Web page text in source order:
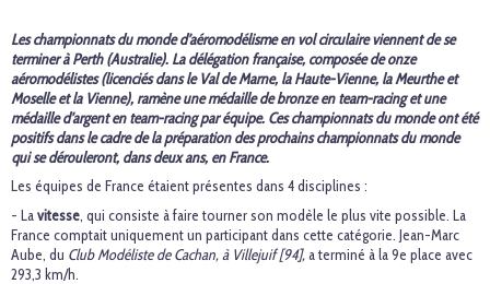
Les championnats du monde d’aéromodélisme en vol circulaire viennent de se
terminer à Perth (Australie). La délégation française, composée de onze
aéromodélistes (licenciés dans le Val de Marne, la Haute-Vienne, la Meurthe et
Moselle et la Vienne), ramène une médaille de bronze en team-racing et une
médaille d’argent en team-racing par équipe. Ces championnats du monde ont été
positifs dans le cadre de la préparation des prochains championnats du monde
qui se dérouleront, dans deux ans, en France.
Les équipes de France étaient présentes dans 4 disciplines :
- Lavitesse , qui consiste à faire tourner son modèle le plus vite possible. La
France comptait uniquement un participant dans cette catégorie. Jean-Marc
Aube, du Club Modéliste de Cachan, à Villejuif [94],a terminé à la 9e place avec
293,3 km/h.